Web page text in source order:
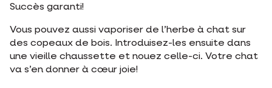
Succès garanti!
Vous pouvez aussi vaporiser de l’herbe à chat sur
des copeaux de bois. Introduisez-les ensuite dans
une vieille chaussette et nouez celle-ci. Votre chat
va s’en donner à cœur joie!